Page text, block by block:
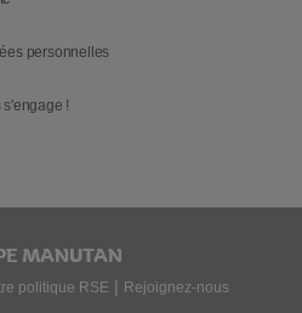
personnelles
!
MANUTAN
politique RSE | Rejoignez-nous